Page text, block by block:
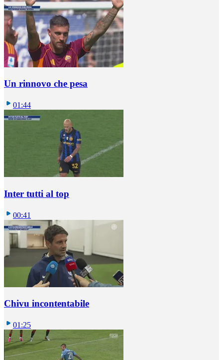
Un rinnovo che pesa
01:44
Inter tutti al top
00:41
Chivu incontentabile
01:25